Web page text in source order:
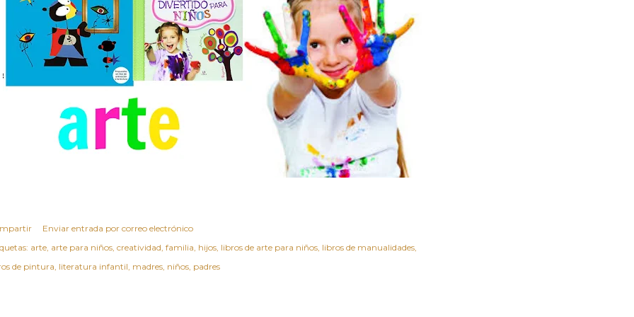
Enviar entrada por correo electrónico
arte arte para niños creatividad familia hijos libros de arte para niños libros de manualidades
de pintura literatura infantil madres niños padres